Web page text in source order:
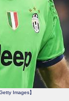
Images】